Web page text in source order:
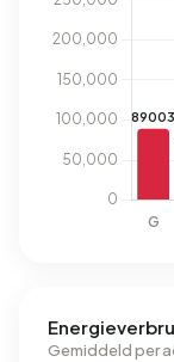
Gemiddeld per